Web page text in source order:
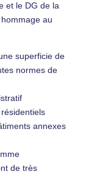
et le DG de la
au
superficie de
normes de
annexes
de très